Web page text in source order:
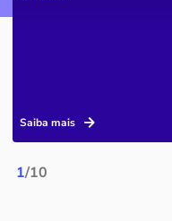
1/10
Saiba mais